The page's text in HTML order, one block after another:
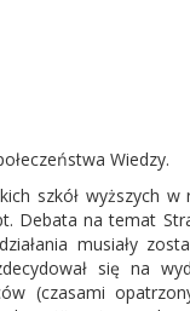
Wiedzy.
szkół wyższych w
Debata na temat
musiały
się na
(czasami